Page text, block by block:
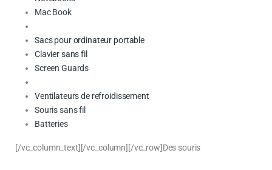
Mac Book
Sacs pour ordinateur portable
Clavier sans fil
Screen Guards
Ventilateurs de refroidissement
Souris sans fil
Batteries
[/vc_column_text][/vc_column][/vc_row]Des souris